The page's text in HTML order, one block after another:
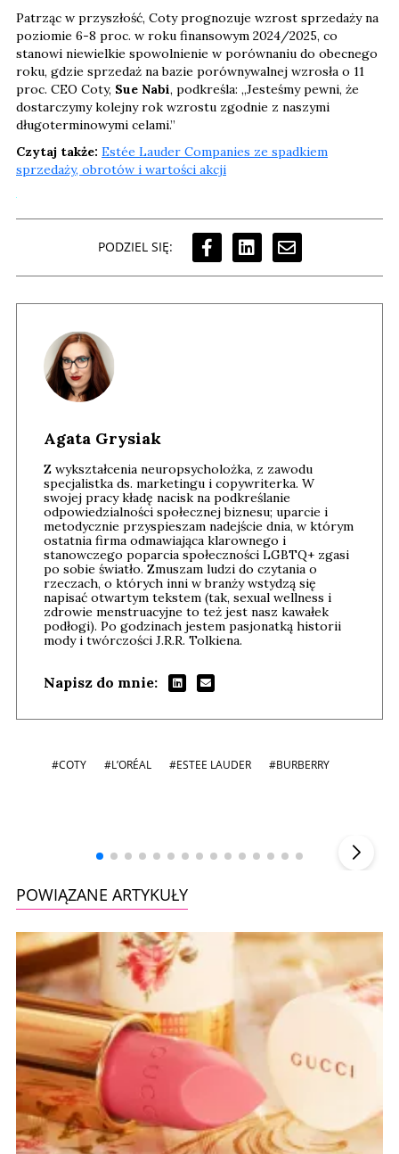
Patrząc w przyszłość, Coty prognozuje wzrost sprzedaży na
poziomie 6-8 proc. w roku finansowym 2024/2025, co
stanowi niewielkie spowolnienie w porównaniu do obecnego
roku, gdzie sprzedaż na bazie porównywalnej wzrosła o 11
proc. CEO Coty, Sue Nabi, podkreśla: „Jesteśmy pewni, że
dostarczymy kolejny rok wzrostu zgodnie z naszymi
długoterminowymi celami.”
Czytaj także: Estée Lauder Companies ze spadkiem
sprzedaży, obrotów i wartości akcji
PODZIEL SIĘ:
Agata Grysiak
Z wykształcenia neuropsycholożka, z zawodu
specjalistka ds. marketingu i copywriterka. W
swojej pracy kładę nacisk na podkreślanie
odpowiedzialności społecznej biznesu; uparcie i
metodycznie przyspieszam nadejście dnia, w którym
ostatnia firma odmawiająca klarownego i
stanowczego poparcia społeczności LGBTQ+ zgasi
po sobie światło. Zmuszam ludzi do czytania o
rzeczach, o których inni w branży wstydzą się
napisać otwartym tekstem (tak, sexual wellness i
zdrowie menstruacyjne to też jest nasz kawałek
podłogi). Po godzinach jestem pasjonatką historii
mody i twórczości J.R.R. Tolkiena.
Napisz do mnie:
#COTY #L’ORÉAL #ESTEE LAUDER #BURBERRY
POWIĄZANE ARTYKUŁY